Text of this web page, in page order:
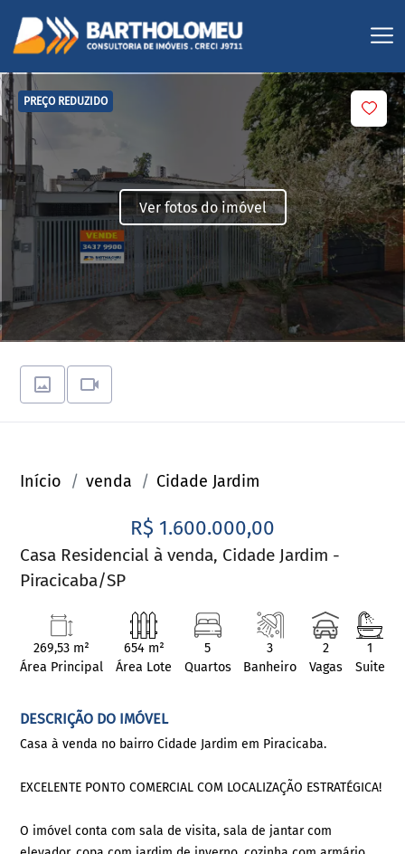
PREÇO REDUZIDO
Ver fotos do imóvel
Início venda Cidade Jardim
R$ 1.600.000,00
Casa Residencial à venda, Cidade Jardim -
Piracicaba/SP
269,53 m²
Área Principal
654 m²
Área Lote
5
Quartos
3
Banheiro
2
Vagas
1
Suite
DESCRIÇÃO DO IMÓVEL
Casa à venda no bairro Cidade Jardim em Piracicaba.
EXCELENTE PONTO COMERCIAL COM LOCALIZAÇÃO ESTRATÉGICA!
O imóvel conta com sala de visita, sala de jantar com